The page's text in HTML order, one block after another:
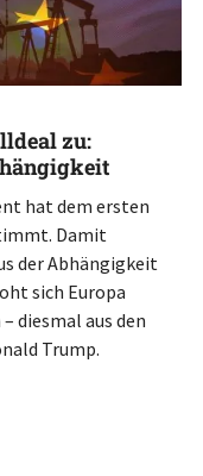
zu:
hat dem ersten
Damit
der Abhängigkeit
sich Europa
diesmal aus den
Trump.